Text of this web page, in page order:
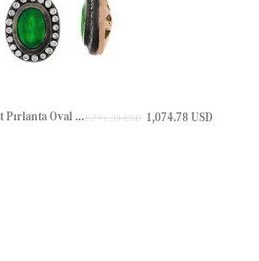
0.27 Karat Pırlanta Oval Zümrüt Yaprak Halo Elmas Altın Küpe 1,074.78 USD
1,791.30 USD